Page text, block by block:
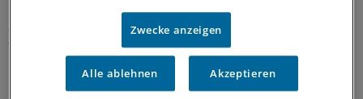
zunächst angestellten – Ärzte sich auf eine eigene
freiberufliche Tätigkeit vorbereiten können und somit
KV-Vorstandschef Dr. Bernhard Rochell.
Zwecke anzeigen
Alle ablehnen Akzeptieren